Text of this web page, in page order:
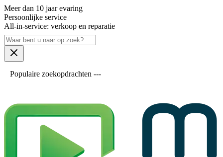
Meer dan 10 jaar evaring
Persoonlijke service
All-in-service: verkoop en reparatie
Populaire zoekopdrachten ---